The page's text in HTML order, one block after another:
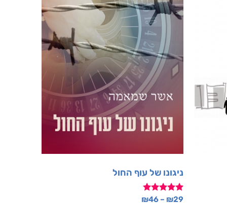
ניגונו של עוף החול
דורג₪29
–
₪46